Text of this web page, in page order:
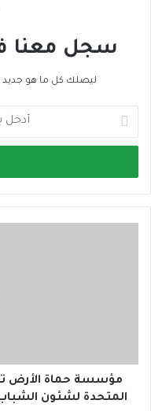
سجل معنا
ليصلك كل ما هو جديد
خ
ب
ر
مؤسسة حماة الأرض
المتحدة لشئون الشباب